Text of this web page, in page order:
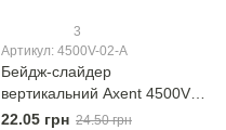
3
Артикул: 4500V-02-A
Бейдж-слайдер
вертикальний Axent 4500V-
02-A 54x85 мм, синій
22.05 грн 24.50 грн